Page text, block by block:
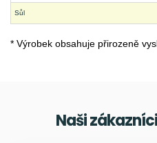
Sůl
* Výrobek obsahuje přirozeně
Naši